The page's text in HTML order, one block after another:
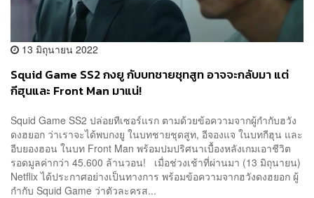
13 มิถุนายน 2022
Squid Game SS2 กงยู กับบทชายชุทสูท อาจจะกลับมา แต่
กีฮุนและ Front Man มาแน่!
Squid Game SS2 ปล่อยทีเซอร์แรก ตามด้วยข้อความจากผู้กำกับฮวัง
ดงฮยอก ว่าเราจะได้พบกงยู ในบทชายชุดสูท, อีจองแจ ในบทกีฮุน และ
อีบยองฮอน ในบท Front Man พร้อมปมปริศนาเบื้องหลังเกมเอาชีวิต
รอดมูลค่ากว่า 45.600 ล้านวอน! เมื่อช่วงเช้าที่ผ่านมา (13 มิถุนายน)
Netflix ได้ประกาศอย่างเป็นทางการ พร้อมข้อความจากฮวังดงฮยอก ผู้
กำกับ Squid Game ว่าตัวละครส...